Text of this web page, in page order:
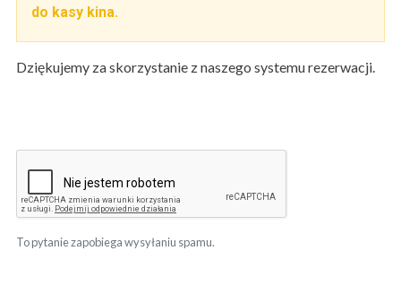
do kasy kina.
Dziękujemy za skorzystanie z naszego systemu rezerwacji.
To pytanie zapobiega wysyłaniu spamu.